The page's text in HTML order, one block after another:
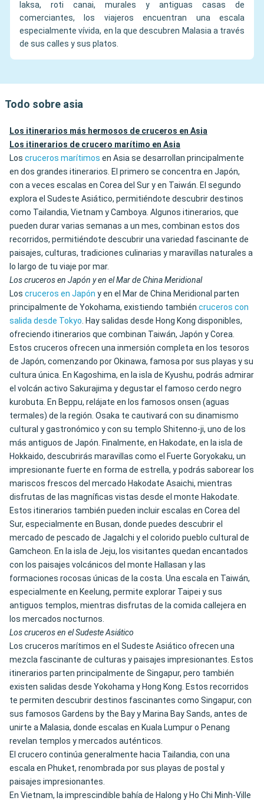
laksa, roti canai, murales y antiguas casas de
comerciantes, los viajeros encuentran una escala
especialmente vívida, en la que descubren Malasia a través
de sus calles y sus platos.
Todo sobre asia
Los itinerarios más hermosos de cruceros en Asia
Los itinerarios de crucero marítimo en Asia
Los cruceros marítimos en Asia se desarrollan principalmente
en dos grandes itinerarios. El primero se concentra en Japón,
con a veces escalas en Corea del Sur y en Taiwán. El segundo
explora el Sudeste Asiático, permitiéndote descubrir destinos
como Tailandia, Vietnam y Camboya. Algunos itinerarios, que
pueden durar varias semanas a un mes, combinan estos dos
recorridos, permitiéndote descubrir una variedad fascinante de
paisajes, culturas, tradiciones culinarias y maravillas naturales a
lo largo de tu viaje por mar.
Los cruceros en Japón y en el Mar de China Meridional
Los cruceros en Japón y en el Mar de China Meridional parten
principalmente de Yokohama, existiendo también cruceros con
salida desde Tokyo. Hay salidas desde Hong Kong disponibles,
ofreciendo itinerarios que combinan Taiwán, Japón y Corea.
Estos cruceros ofrecen una inmersión completa en los tesoros
de Japón, comenzando por Okinawa, famosa por sus playas y su
cultura única. En Kagoshima, en la isla de Kyushu, podrás admirar
el volcán activo Sakurajima y degustar el famoso cerdo negro
kurobuta. En Beppu, relájate en los famosos onsen (aguas
termales) de la región. Osaka te cautivará con su dinamismo
cultural y gastronómico y con su templo Shitenno-ji, uno de los
más antiguos de Japón. Finalmente, en Hakodate, en la isla de
Hokkaido, descubrirás maravillas como el Fuerte Goryokaku, un
impresionante fuerte en forma de estrella, y podrás saborear los
mariscos frescos del mercado Hakodate Asaichi, mientras
disfrutas de las magníficas vistas desde el monte Hakodate.
Estos itinerarios también pueden incluir escalas en Corea del
Sur, especialmente en Busan, donde puedes descubrir el
mercado de pescado de Jagalchi y el colorido pueblo cultural de
Gamcheon. En la isla de Jeju, los visitantes quedan encantados
con los paisajes volcánicos del monte Hallasan y las
formaciones rocosas únicas de la costa. Una escala en Taiwán,
especialmente en Keelung, permite explorar Taipei y sus
antiguos templos, mientras disfrutas de la comida callejera en
los mercados nocturnos.
Los cruceros en el Sudeste Asiático
Los cruceros marítimos en el Sudeste Asiático ofrecen una
mezcla fascinante de culturas y paisajes impresionantes. Estos
itinerarios parten principalmente de Singapur, pero también
existen salidas desde Yokohama y Hong Kong. Estos recorridos
te permiten descubrir destinos fascinantes como Singapur, con
sus famosos Gardens by the Bay y Marina Bay Sands, antes de
unirte a Malasia, donde escalas en Kuala Lumpur o Penang
revelan templos y mercados auténticos.
El crucero continúa generalmente hacia Tailandia, con una
escala en Phuket, renombrada por sus playas de postal y
paisajes impresionantes.
En Vietnam, la imprescindible bahía de Halong y Ho Chi Minh-Ville